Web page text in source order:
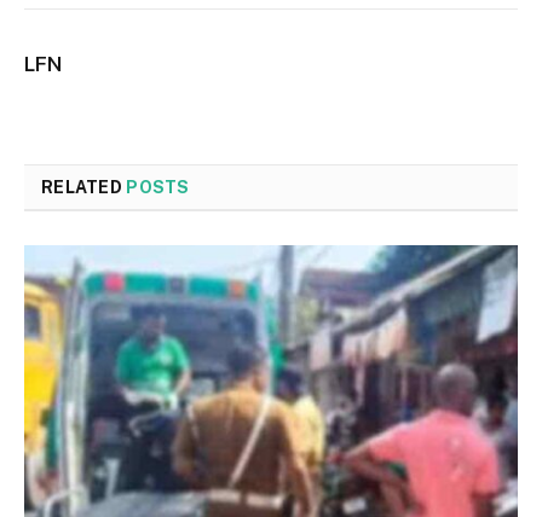
LFN
RELATED POSTS